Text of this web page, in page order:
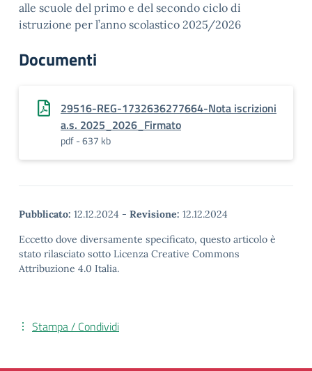
alle scuole del primo e del secondo ciclo di
istruzione per l’anno scolastico 2025/2026
Documenti
29516-REG-1732636277664-Nota iscrizioni
a.s. 2025_2026_Firmato
pdf - 637 kb
Pubblicato: 12.12.2024 - Revisione: 12.12.2024
Eccetto dove diversamente specificato, questo articolo è
stato rilasciato sotto Licenza Creative Commons
Attribuzione 4.0 Italia.
Stampa / Condividi